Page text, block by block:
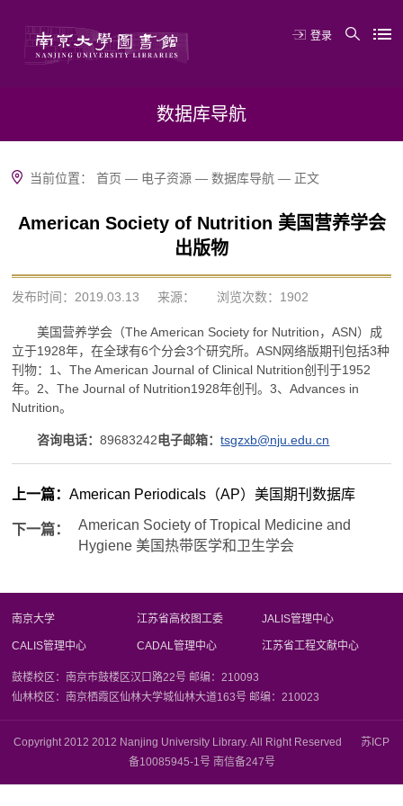
登录
数据库导航
当前位置：首页 — 电子资源 —数据库导航 — 正文
American Society of Nutrition 美国营养学会
出版物
发布时间：2019.03.13 来源： 浏览次数： 1902
美国营养学会（The American Society for Nutrition，ASN）成
立于1928年，在全球有6个分会3个研究所。ASN网络版期刊包括3种
刊物：1、The American Journal of Clinical Nutrition创刊于1952
年。2、The Journal of Nutrition1928年创刊。3、Advances in
Nutrition。
咨询电话：89683242电子邮箱：tsgzxb@nju.edu.cn
上一篇：American Periodicals（AP）美国期刊数据库
下一篇：
American Society of Tropical Medicine and
Hygiene 美国热带医学和卫生学会
南京大学 江苏省高校图工委 JALIS管理中心
CALIS管理中心 CADAL管理中心 江苏省工程文献中心
鼓楼校区：南京市鼓楼区汉口路22号 邮编：210093
仙林校区：南京栖霞区仙林大学城仙林大道163号 邮编：210023
Copyright 2012 2012 Nanjing University Library. All Right Reserved 苏ICP
备10085945-1号 南信备247号